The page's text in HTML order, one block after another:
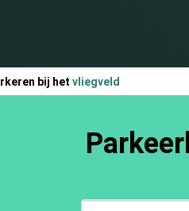
bij het vliegveld